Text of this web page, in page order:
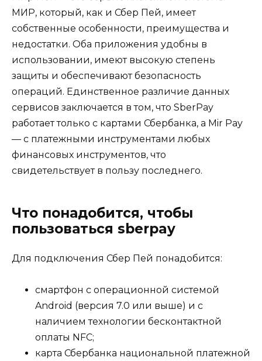
МИР, который, как и Сбер Пей, имеет
собственные особенности, преимущества и
недостатки. Оба приложения удобны в
использовании, имеют высокую степень
защиты и обеспечивают безопасность
операций. Единственное различие данных
сервисов заключается в том, что SberPay
работает только с картами Сбербанка, а Mir Pay
— с платежными инструментами любых
финансовых инструментов, что
свидетельствует в пользу последнего.
Что понадобится, чтобы
пользоваться sberpay
Для подключения Сбер Пей понадобится:
смартфон с операционной системой
Android (версия 7.0 или выше) и с
наличием технологии бесконтактной
оплаты NFC;
карта Сбербанка национальной платежной